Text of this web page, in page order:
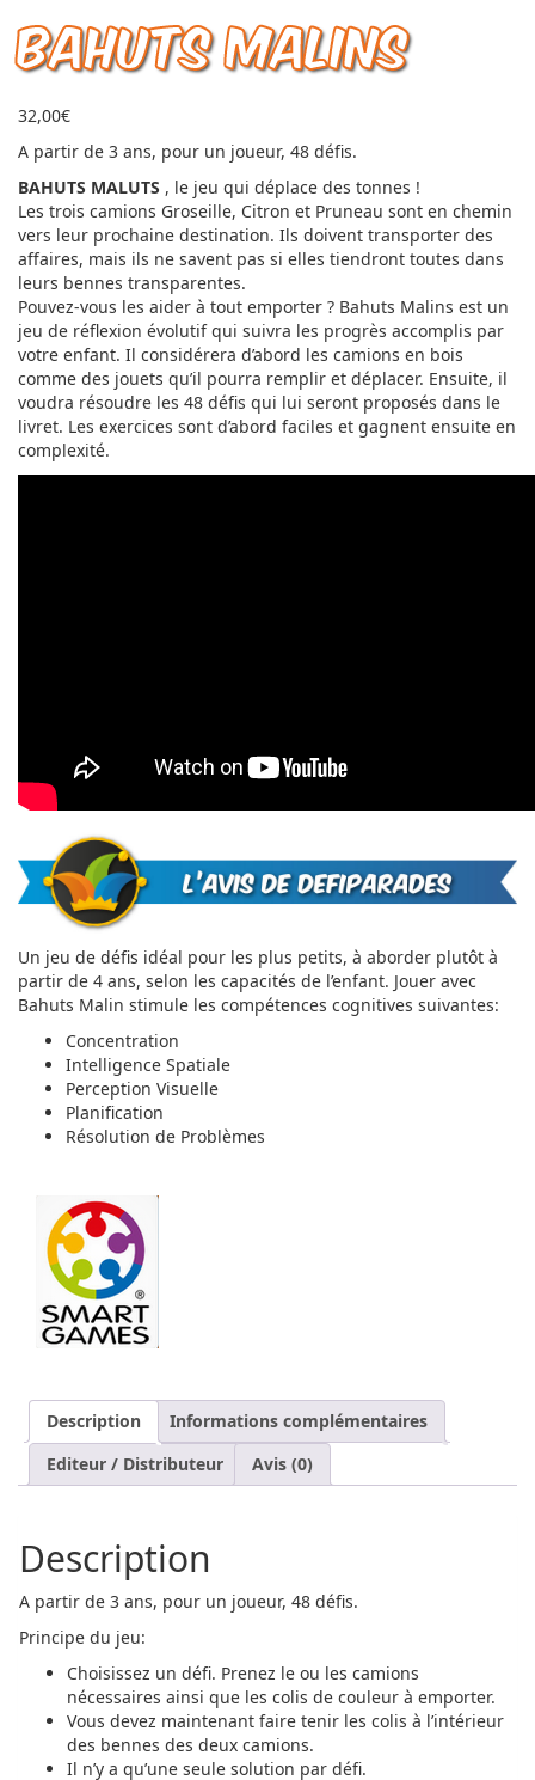
BAHUTS MALINS
32,00€
A partir de 3 ans, pour un joueur, 48 défis.
BAHUTS MALUTS , le jeu qui déplace des tonnes !
Les trois camions Groseille, Citron et Pruneau sont en chemin
vers leur prochaine destination. Ils doivent transporter des
affaires, mais ils ne savent pas si elles tiendront toutes dans
leurs bennes transparentes.
Pouvez-vous les aider à tout emporter ? Bahuts Malins est un
jeu de réflexion évolutif qui suivra les progrès accomplis par
votre enfant. Il considérera d’abord les camions en bois
comme des jouets qu’il pourra remplir et déplacer. Ensuite, il
voudra résoudre les 48 défis qui lui seront proposés dans le
livret. Les exercices sont d’abord faciles et gagnent ensuite en
complexité.
Un jeu de défis idéal pour les plus petits, à aborder plutôt à
partir de 4 ans, selon les capacités de l’enfant. Jouer avec
Bahuts Malin stimule les compétences cognitives suivantes:
Concentration
Intelligence Spatiale
Perception Visuelle
Planification
Résolution de Problèmes
Description
Informations complémentaires
Editeur / Distributeur
Avis (0)
Description
A partir de 3 ans, pour un joueur, 48 défis.
Principe du jeu:
Choisissez un défi. Prenez le ou les camions
nécessaires ainsi que les colis de couleur à emporter.
Vous devez maintenant faire tenir les colis à l’intérieur
des bennes des deux camions.
Il n’y a qu’une seule solution par défi.